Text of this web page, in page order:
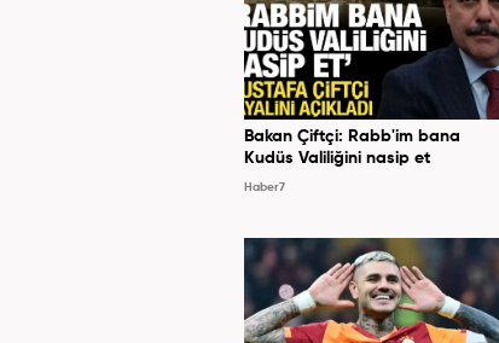
Bakan Çiftçi: Rabb'im bana
Kudüs Valiliğini nasip et
Haber7